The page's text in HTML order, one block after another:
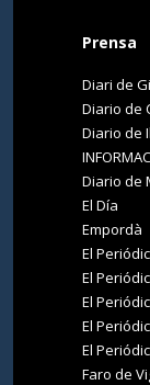
Prensa
Diari de
Diario de
Diario de
Diario de
El Día
Empordà
El
El
El
El
El
Faro de